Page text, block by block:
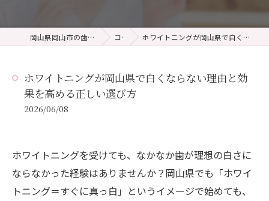
岡山県岡山市の歯医者ならキレイハ岡山院 コラム ホワイトニングが岡山県で白くならない理由と効果を高める正しい選び方
ホワイトニングが岡山県で白くならない理由と効
果を高める正しい選び方
2026/06/08
ホワイトニングを受けても、なかなか歯が理想の白さに
ならなかった経験はありませんか？岡山県でも「ホワイ
トニング＝すぐに真っ白」というイメージで始めても、